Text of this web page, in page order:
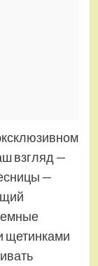
взгляд —
—
щетинками